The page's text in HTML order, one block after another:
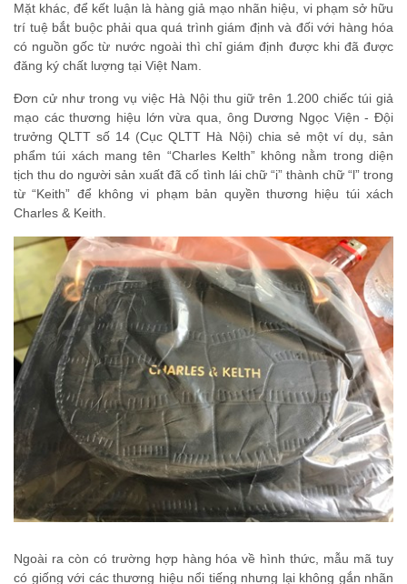
Mặt khác, để kết luận là hàng giả mạo nhãn hiệu, vi phạm sở hữu
trí tuệ bắt buộc phải qua quá trình giám định và đối với hàng hóa
có nguồn gốc từ nước ngoài thì chỉ giám định được khi đã được
đăng ký chất lượng tại Việt Nam.
Đơn cử như trong vụ việc Hà Nội thu giữ trên 1.200 chiếc túi giả
mạo các thương hiệu lớn vừa qua, ông Dương Ngọc Viện - Đội
trưởng QLTT số 14 (Cục QLTT Hà Nội) chia sẻ một ví dụ, sản
phẩm túi xách mang tên “Charles Kelth” không nằm trong diện
tịch thu do người sản xuất đã cố tình lái chữ “i” thành chữ “l” trong
từ “Keith” để không vi phạm bản quyền thương hiệu túi xách
Charles & Keith.
Ngoài ra còn có trường hợp hàng hóa về hình thức, mẫu mã tuy
có giống với các thương hiệu nổi tiếng nhưng lại không gắn nhãn